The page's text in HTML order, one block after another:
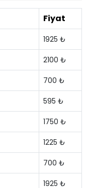
Fiyat
1925 ₺
2100 ₺
700 ₺
595 ₺
1750 ₺
1225 ₺
700 ₺
1925 ₺